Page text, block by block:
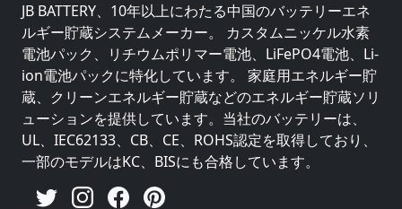
JB BATTERY、10年以上にわたる中国のバッテリーエネ
ルギー貯蔵システムメーカー。 カスタムニッケル水素
電池パック、リチウムポリマー電池、LiFePO4電池、Li-
ion電池パックに特化しています。 家庭用エネルギー貯
蔵、クリーンエネルギー貯蔵などのエネルギー貯蔵ソリ
ューションを提供しています。当社のバッテリーは、
UL、IEC62133、CB、CE、ROHS認定を取得しており、
一部のモデルはKC、BISにも合格しています。